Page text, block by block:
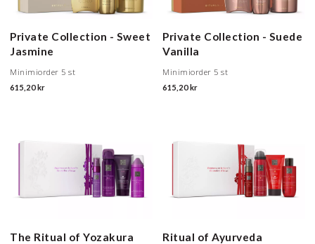
Private Collection - Sweet
Jasmine
Minimiorder 5 st
615,20 kr
Private Collection - Suede
Vanilla
Minimiorder 5 st
615,20 kr
The Ritual of Yozakura
Ritual of Ayurveda